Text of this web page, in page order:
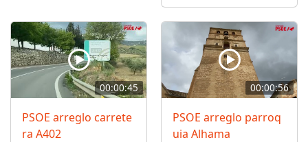
00:00:45
PSOE arreglo carrete
ra A402
00:00:56
PSOE arreglo parroq
uia Alhama